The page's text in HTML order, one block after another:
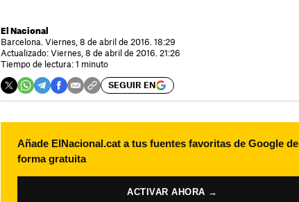
El Nacional
Barcelona. Viernes, 8 de abril de 2016. 18:29
Actualizado: Viernes, 8 de abril de 2016. 21:26
Tiempo de lectura: 1 minuto
SEGUIR EN
Añade ElNacional.cat a tus fuentes favoritas de Google de
forma gratuita
ACTIVAR AHORA →